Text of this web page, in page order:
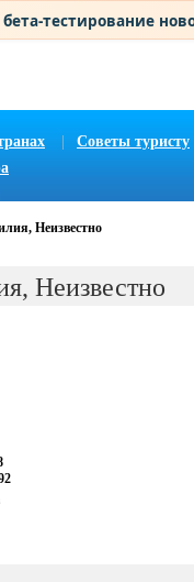
тестирование
Советы туристу
Неизвестно
Неизвестно